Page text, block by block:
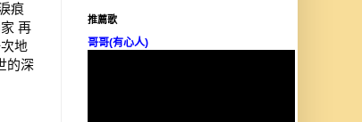
痕
再
地
的深
推薦歌
哥哥(有心人)